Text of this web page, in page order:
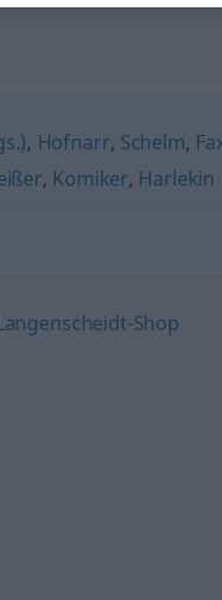
, Hofnarr, Schelm,
, Komiker, Harlekin